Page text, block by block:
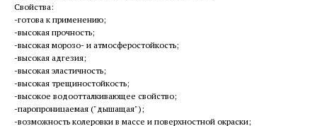
Свойства:
-готова к применению;
-высокая прочность;
-высокая морозо- и атмосферостойкость;
-высокая адгезия;
-высокая эластичность;
-высокая трещиностойкость;
-высокое водоотталкивающее свойство;
-паропроницаемая ("дышащая");
-возможность колеровки в массе и поверхностной окраски;